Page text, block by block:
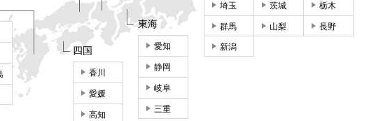
埼玉 茨城 栃木
群馬 山梨 長野
新潟
東海
愛知
静岡
岐阜
三重
四国
香川
愛媛
高知